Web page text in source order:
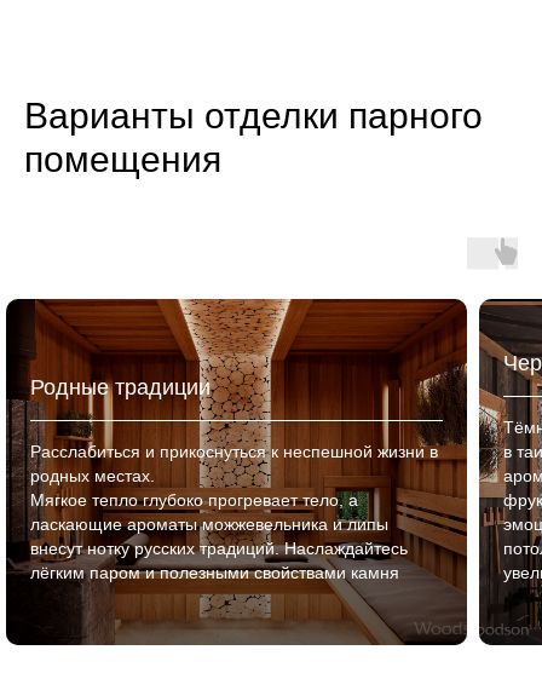
Варианты отделки парного
помещения
Родные традиции
Расслабиться и прикоснуться к неспешной жизни в
родных местах.
Мягкое тепло глубоко прогревает тело, а
ласкающие ароматы можжевельника и липы
внесут нотку русских традиций. Наслаждайтесь
лёгким паром и полезными свойствами камня
в